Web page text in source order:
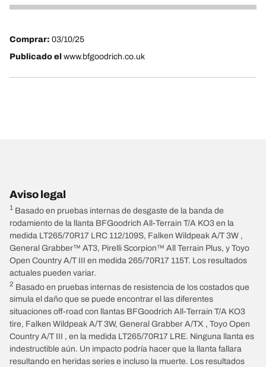
4
Comprar: 03/10/25
Publicado el www.bfgoodrich.co.uk
Aviso legal
1 Basado en pruebas internas de desgaste de la banda de
rodamiento de la llanta BFGoodrich All-Terrain T/A KO3 en la
medida LT265/70R17 LRC 112/109S, Falken Wildpeak A/T 3W ,
General Grabber™ AT3, Pirelli Scorpion™ All Terrain Plus, y Toyo
Open Country A/T III en medida 265/70R17 115T. Los resultados
actuales pueden variar.
2 Basado en pruebas internas de resistencia de los costados que
simula el daño que se puede encontrar el las diferentes
situaciones off-road con llantas BFGoodrich All-Terrain T/A KO3
tire, Falken Wildpeak A/T 3W, General Grabber A/TX , Toyo Open
Country A/T III , en la medida LT265/70R17 LRE. Ninguna llanta es
indestructible aún. Un impacto podría hacer que la llanta fallara
resultando en heridas series e incluso la muerte. Los resultados